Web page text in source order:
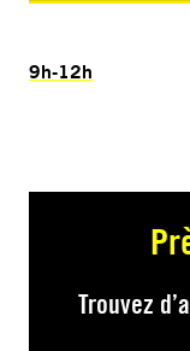
9h-12h
Trouvez